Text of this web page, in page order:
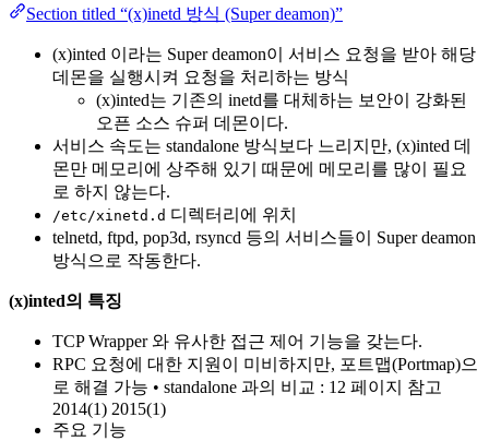
Section titled “(x)inetd 방식 (Super deamon)”
(x)inted 이라는 Super deamon이 서비스 요청을 받아 해당
데몬을 실행시켜 요청을 처리하는 방식
(x)inted는 기존의 inetd를 대체하는 보안이 강화된
오픈 소스 슈퍼 데몬이다.
서비스 속도는 standalone 방식보다 느리지만, (x)inted 데
몬만 메모리에 상주해 있기 때문에 메모리를 많이 필요
로 하지 않는다.
/etc/xinetd.d 디렉터리에 위치
telnetd, ftpd, pop3d, rsyncd 등의 서비스들이 Super deamon
방식으로 작동한다.
(x)inted의 특징
TCP Wrapper 와 유사한 접근 제어 기능을 갖는다.
RPC 요청에 대한 지원이 미비하지만, 포트맵(Portmap)으
로 해결 가능 • standalone 과의 비교 : 12 페이지 참고
2014(1) 2015(1)
주요 기능